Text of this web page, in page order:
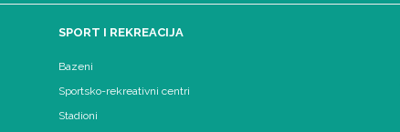
SPORT I REKREACIJA
Bazeni
Sportsko-rekreativni centri
Stadioni